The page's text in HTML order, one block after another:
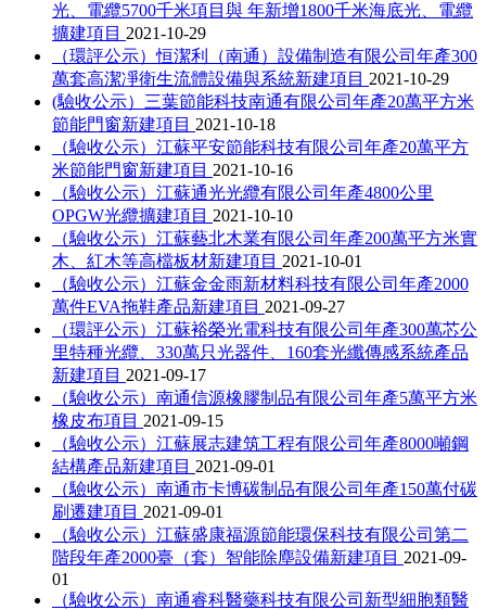
光、電纜5700千米項目與 年新增1800千米海底光、電纜
擴建項目 2021-10-29
（環評公示）恒潔利（南通）設備制造有限公司年產300
萬套高潔凈衛生流體設備與系統新建項目 2021-10-29
(驗收公示）三葉節能科技南通有限公司年產20萬平方米
節能門窗新建項目 2021-10-18
（驗收公示）江蘇平安節能科技有限公司年產20萬平方
米節能門窗新建項目 2021-10-16
（驗收公示）江蘇通光光纜有限公司年產4800公里
OPGW光纜擴建項目 2021-10-10
（驗收公示）江蘇藝北木業有限公司年產200萬平方米實
木、紅木等高檔板材新建項目 2021-10-01
（驗收公示）江蘇金金雨新材料科技有限公司年產2000
萬件EVA拖鞋產品新建項目 2021-09-27
（環評公示）江蘇裕榮光電科技有限公司年產300萬芯公
里特種光纜、330萬只光器件、160套光纖傳感系統產品
新建項目 2021-09-17
（驗收公示）南通信源橡膠制品有限公司年產5萬平方米
橡皮布項目 2021-09-15
（驗收公示）江蘇展志建筑工程有限公司年產8000噸鋼
結構產品新建項目 2021-09-01
（驗收公示）南通市卡博碳制品有限公司年產150萬付碳
刷遷建項目 2021-09-01
（驗收公示）江蘇盛康福源節能環保科技有限公司第二
階段年產2000臺（套）智能除塵設備新建項目 2021-09-
01
（驗收公示）南通睿科醫藥科技有限公司新型細胞類醫